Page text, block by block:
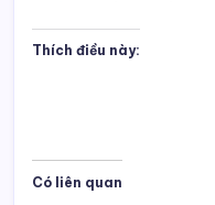
Thích điều này:
Có liên quan